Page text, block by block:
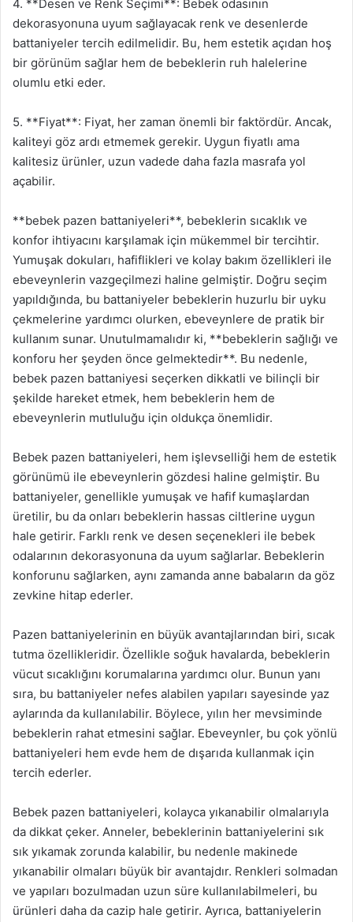
4. **Desen ve Renk Seçimi**: Bebek odasının
dekorasyonuna uyum sağlayacak renk ve desenlerde
battaniyeler tercih edilmelidir. Bu, hem estetik açıdan hoş
bir görünüm sağlar hem de bebeklerin ruh halelerine
olumlu etki eder.
5. **Fiyat**: Fiyat, her zaman önemli bir faktördür. Ancak,
kaliteyi göz ardı etmemek gerekir. Uygun fiyatlı ama
kalitesiz ürünler, uzun vadede daha fazla masrafa yol
açabilir.
**bebek pazen battaniyeleri**, bebeklerin sıcaklık ve
konfor ihtiyacını karşılamak için mükemmel bir tercihtir.
Yumuşak dokuları, hafiflikleri ve kolay bakım özellikleri ile
ebeveynlerin vazgeçilmezi haline gelmiştir. Doğru seçim
yapıldığında, bu battaniyeler bebeklerin huzurlu bir uyku
çekmelerine yardımcı olurken, ebeveynlere de pratik bir
kullanım sunar. Unutulmamalıdır ki, **bebeklerin sağlığı ve
konforu her şeyden önce gelmektedir**. Bu nedenle,
bebek pazen battaniyesi seçerken dikkatli ve bilinçli bir
şekilde hareket etmek, hem bebeklerin hem de
ebeveynlerin mutluluğu için oldukça önemlidir.
Bebek pazen battaniyeleri, hem işlevselliği hem de estetik
görünümü ile ebeveynlerin gözdesi haline gelmiştir. Bu
battaniyeler, genellikle yumuşak ve hafif kumaşlardan
üretilir, bu da onları bebeklerin hassas ciltlerine uygun
hale getirir. Farklı renk ve desen seçenekleri ile bebek
odalarının dekorasyonuna da uyum sağlarlar. Bebeklerin
konforunu sağlarken, aynı zamanda anne babaların da göz
zevkine hitap ederler.
Pazen battaniyelerinin en büyük avantajlarından biri, sıcak
tutma özellikleridir. Özellikle soğuk havalarda, bebeklerin
vücut sıcaklığını korumalarına yardımcı olur. Bunun yanı
sıra, bu battaniyeler nefes alabilen yapıları sayesinde yaz
aylarında da kullanılabilir. Böylece, yılın her mevsiminde
bebeklerin rahat etmesini sağlar. Ebeveynler, bu çok yönlü
battaniyeleri hem evde hem de dışarıda kullanmak için
tercih ederler.
Bebek pazen battaniyeleri, kolayca yıkanabilir olmalarıyla
da dikkat çeker. Anneler, bebeklerinin battaniyelerini sık
sık yıkamak zorunda kalabilir, bu nedenle makinede
yıkanabilir olmaları büyük bir avantajdır. Renkleri solmadan
ve yapıları bozulmadan uzun süre kullanılabilmeleri, bu
ürünleri daha da cazip hale getirir. Ayrıca, battaniyelerin